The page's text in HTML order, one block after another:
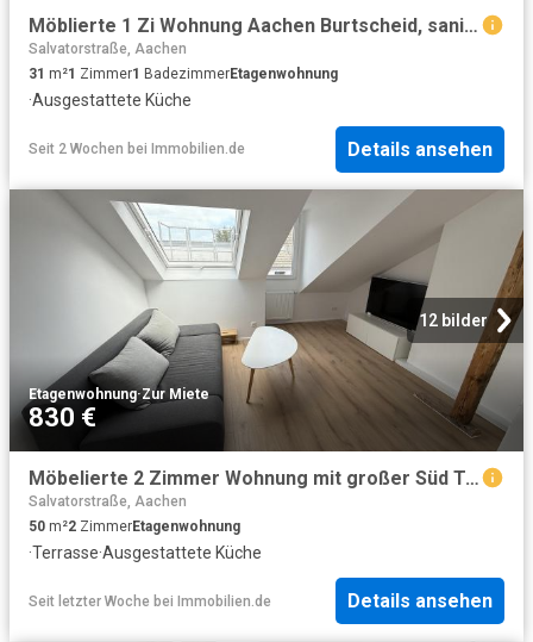
Möblierte 1 Zi Wohnung Aachen Burtscheid, saniert | Furnished Apartment
Salvatorstraße, Aachen
31 m²1 Zimmer1 BadezimmerEtagenwohnung
·Ausgestattete Küche
Seit 2 Wochen bei Immobilien.de Details ansehen
12 bilder
Etagenwohnung·Zur Miete
830 €
Möbelierte 2 Zimmer Wohnung mit großer Süd Terrasse – Erstbezug
Salvatorstraße, Aachen
50 m²2 ZimmerEtagenwohnung
·Terrasse·Ausgestattete Küche
Seit letzter Woche bei Immobilien.de Details ansehen